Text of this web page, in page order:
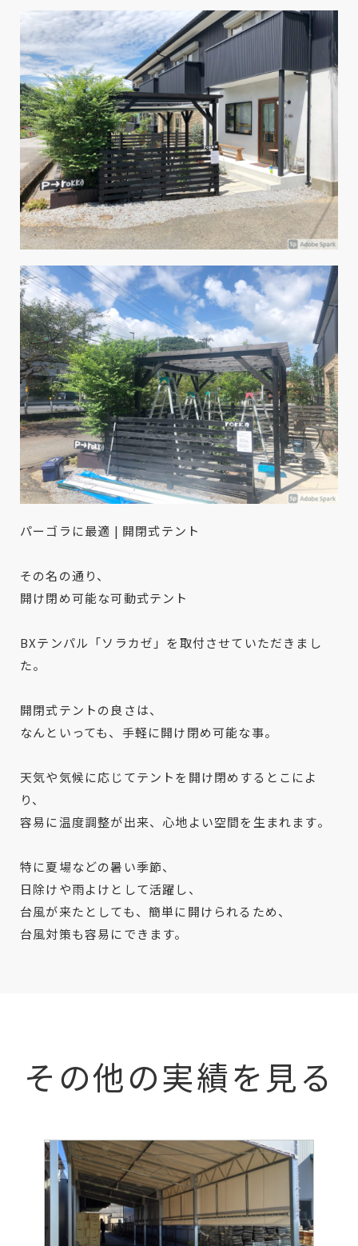
パーゴラに最適 | 開閉式テント
その名の通り、
開け閉め可能な可動式テント
BXテンパル「ソラカゼ」を取付させていただきまし
た。
開閉式テントの良さは、
なんといっても、手軽に開け閉め可能な事。
天気や気候に応じてテントを開け閉めするとこによ
り、
容易に温度調整が出来、心地よい空間を生まれます。
特に夏場などの暑い季節、
日除けや雨よけとして活躍し、
台風が来たとしても、簡単に開けられるため、
台風対策も容易にできます。
その他の実績を見る